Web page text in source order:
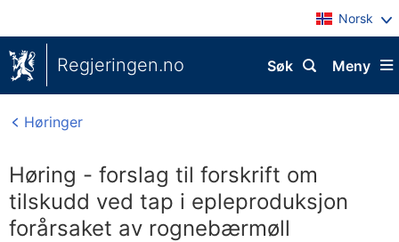
Norsk
Regjeringen.no Meny
Søk
Høringer
Høring - forslag til forskrift om
tilskudd ved tap i epleproduksjon
forårsaket av rognebærmøll